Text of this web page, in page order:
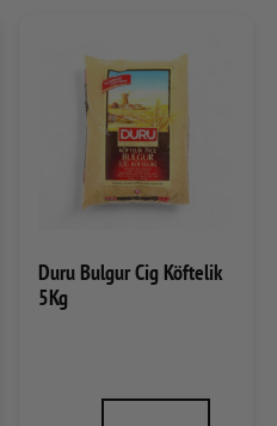
Duru Bulgur Cig Köftelik
5Kg